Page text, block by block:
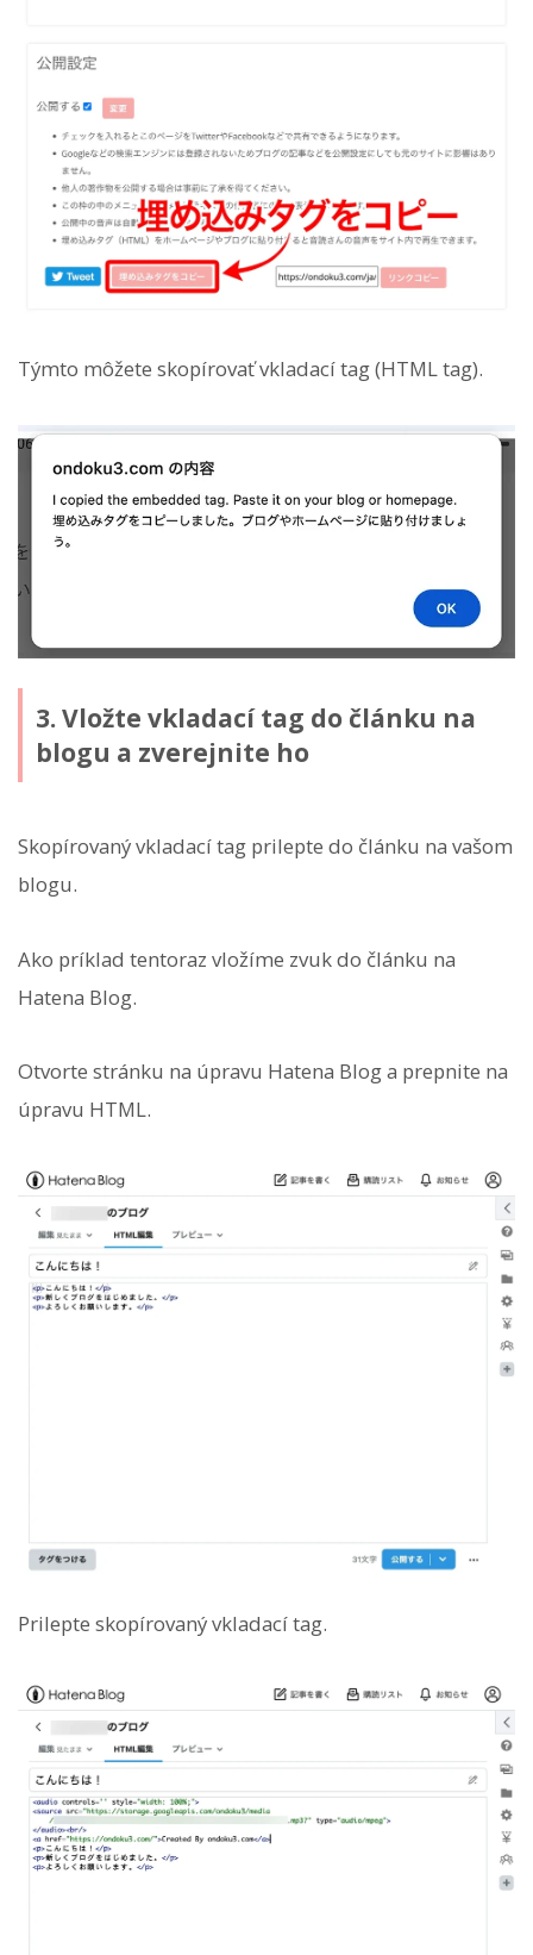
Týmto môžete skopírovať vkladací tag (HTML tag).
3. Vložte vkladací tag do článku na
blogu a zverejnite ho
Skopírovaný vkladací tag prilepte do článku na vašom
blogu.
Ako príklad tentoraz vložíme zvuk do článku na
Hatena Blog.
Otvorte stránku na úpravu Hatena Blog a prepnite na
úpravu HTML.
Prilepte skopírovaný vkladací tag.